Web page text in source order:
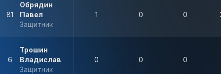
81
Обрядин
Павел
Защитник
1 0 0
6
Трошин
Владислав
Защитник
0 0 0